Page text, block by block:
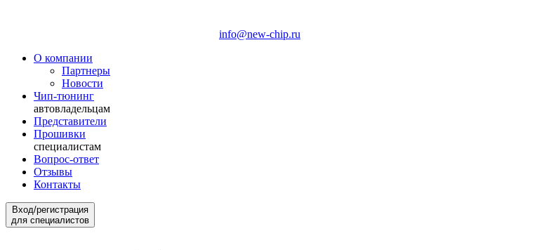
info@new-chip.ru
О компании
Партнеры
Новости
Чип-тюнинг
автовладельцам
Представители
Прошивки
специалистам
Вопрос-ответ
Отзывы
Контакты
Вход/регистрация
для специалистов